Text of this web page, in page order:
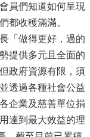
員們知道如何呈現
都收穫滿滿。
「做得更好，過的
提供多元且全面的
政府資源有限，須
透過各種社會公益
企業及慈善單位捐
達到最大效益的理